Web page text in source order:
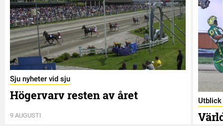
Sju nyheter vid sju
Högervarv resten av året
9 AUGUSTI
Utblick